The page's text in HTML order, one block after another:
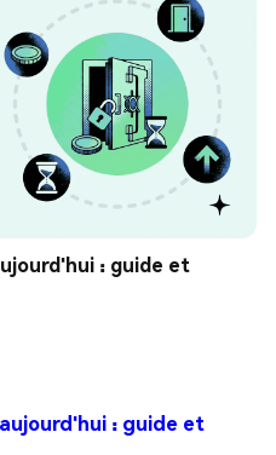
: guide et
: guide et